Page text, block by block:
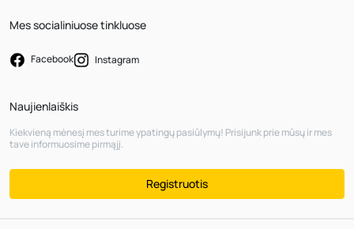
Mes socialiniuose tinkluose
Facebook Instagram
Naujienlaiškis
Kiekvieną mėnesį mes turime ypatingų pasiūlymų! Prisijunk prie mūsų ir mes
tave informuosime pirmąjį.
Registruotis